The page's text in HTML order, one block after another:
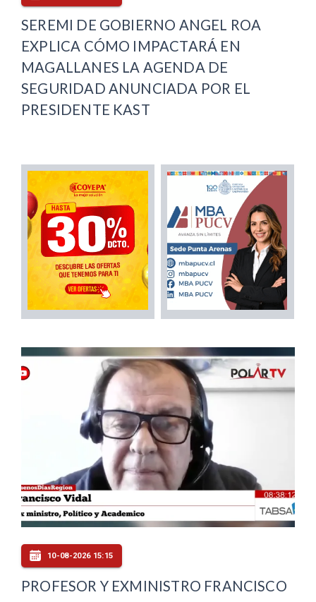
SEREMI DE GOBIERNO ANGEL ROA
EXPLICA CÓMO IMPACTARÁ EN
MAGALLANES LA AGENDA DE
SEGURIDAD ANUNCIADA POR EL
PRESIDENTE KAST
10-08-2026 15:15
PROFESOR Y EXMINISTRO FRANCISCO